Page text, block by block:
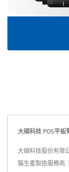
大碩科技 POS平板
大碩科技股份有限
腦生產製造服務商.